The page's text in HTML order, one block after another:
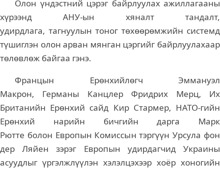
Олон үндэстний цэрэг байрлуулах ажиллагааны
хүрээнд АНУ-ын хяналт тандалт,
удирдлага, тагнуулын тоног төхөөрөмжийн системд
түшиглэн олон арван мянган цэргийг байрлуулахаар
төлөвлөж байгаа гэнэ.
Францын Ерөнхийлөгч Эммануэл
Макрон, Германы Канцлер Фридрих Мерц, Их
Британийн Ерөнхий сайд Кир Стармер, НАТО-гийн
Ерөнхий нарийн бичгийн дарга Марк
Рютте болон Европын Комиссын тэргүүн Урсула фон
дер Ляйен зэрэг Европын удирдагчид Украины
асуудлыг үргэлжлүүлэн хэлэлцэхээр хоёр хоногийн